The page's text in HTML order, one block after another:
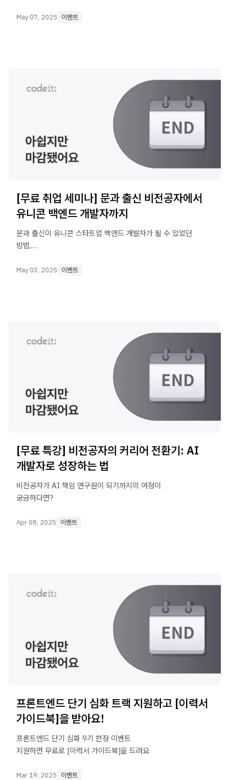
May 07, 2025 이벤트
[무료 취업 세미나] 문과 출신 비전공자에서
유니콘 백엔드 개발자까지
문과 출신이 유니콘 스타트업 백엔드 개발자가 될 수 있었던
방법,
전략을 알아보세요.
May 03, 2025 이벤트
[무료 특강] 비전공자의 커리어 전환기: AI
개발자로 성장하는 법
비전공자가 AI 책임 연구원이 되기까지의 여정이
궁금하다면?
Apr 08, 2025 이벤트
프론트엔드 단기 심화 트랙 지원하고 [이력서
가이드북]을 받아요!
프론트엔드 단기 심화 9기 한정 이벤트
지원하면 무료로 [이력서 가이드북]을 드려요
Mar 19, 2025 이벤트